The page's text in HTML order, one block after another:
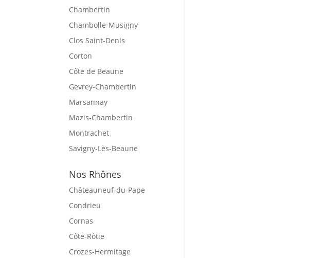
Chambertin
Chambolle-Musigny
Clos Saint-Denis
Corton
Côte de Beaune
Gevrey-Chambertin
Marsannay
Mazis-Chambertin
Montrachet
Savigny-Lès-Beaune
Nos Rhônes
Châteauneuf-du-Pape
Condrieu
Cornas
Côte-Rôtie
Crozes-Hermitage